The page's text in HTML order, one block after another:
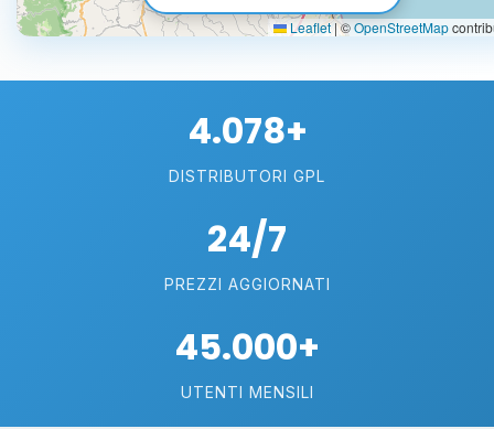
Leaflet|©OpenStreetMap
4.078+
DISTRIBUTORI GPL
24/7
PREZZI AGGIORNATI
45.000+
UTENTI MENSILI